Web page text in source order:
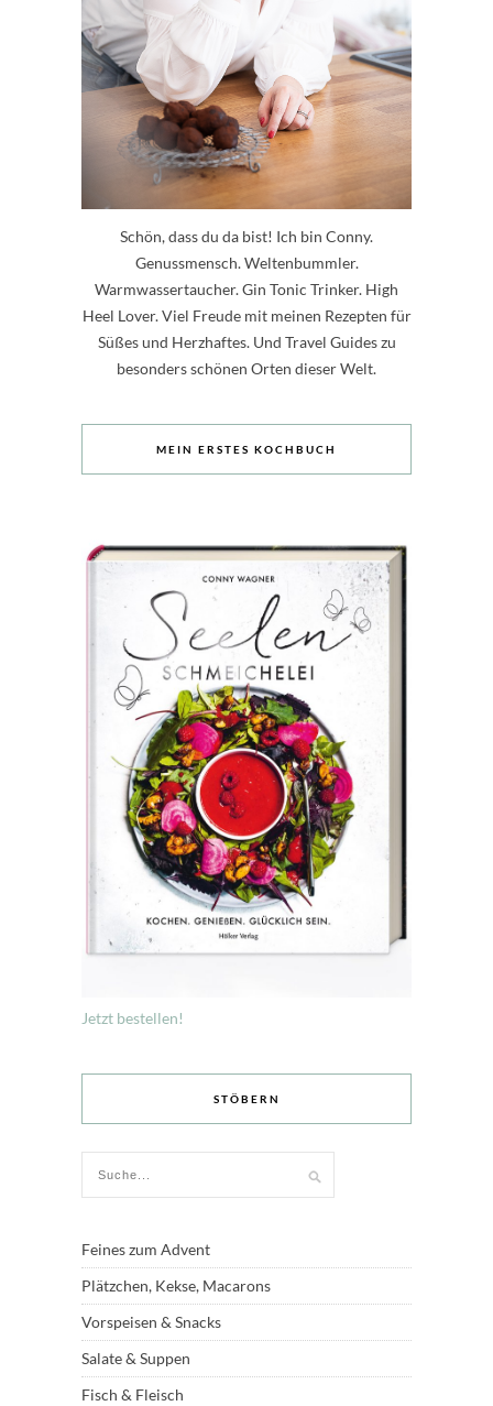
Schön, dass du da bist! Ich bin Conny.
Genussmensch. Weltenbummler.
Warmwassertaucher. Gin Tonic Trinker. High
Heel Lover. Viel Freude mit meinen Rezepten für
Süßes und Herzhaftes. Und Travel Guides zu
besonders schönen Orten dieser Welt.
MEIN ERSTES KOCHBUCH
Jetzt bestellen!
STÖBERN
Feines zum Advent
Plätzchen, Kekse, Macarons
Vorspeisen & Snacks
Salate & Suppen
Fisch & Fleisch